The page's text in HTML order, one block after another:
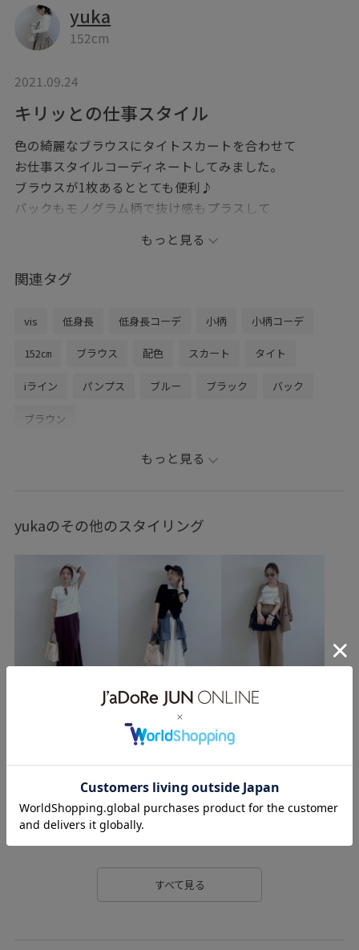
yuka
152cm
2021.09.24
キリッとの仕事スタイル
色の綺麗なブラウスにタイトスカートを合わせて
お仕事スタイルコーディネートしてみました。
ブラウスが1枚あるととても便利♪
バックもモノグラム柄で抜け感もプラスして
Instagramも更新中です♩
▶︎@vis_lumine_omiya Instagram
もっと見る
関連タグ
vis 低身長 低身長コーデ 小柄 小柄コーデ
152㎝ ブラウス 配色 スカート タイト
iライン パンプス ブルー ブラック バック
ブラウン
もっと見る
yukaのその他のスタイリング
すべて見る